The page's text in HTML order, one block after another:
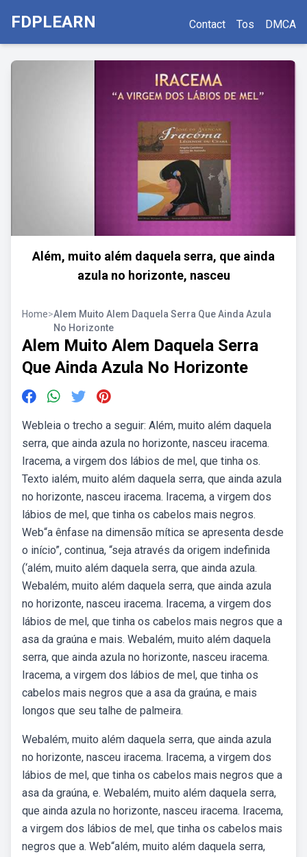
FDPLEARN Contact Tos DMCA
Além, muito além daquela serra, que ainda
azula no horizonte, nasceu
Home>Alem Muito Alem Daquela Serra Que Ainda Azula
No Horizonte
Alem Muito Alem Daquela Serra
Que Ainda Azula No Horizonte
Webleia o trecho a seguir: Além, muito além daquela
serra, que ainda azula no horizonte, nasceu iracema.
Iracema, a virgem dos lábios de mel, que tinha os.
Texto ialém, muito além daquela serra, que ainda azula
no horizonte, nasceu iracema. Iracema, a virgem dos
lábios de mel, que tinha os cabelos mais negros.
Web“a ênfase na dimensão mítica se apresenta desde
o início”, continua, “seja através da origem indefinida
(‘além, muito além daquela serra, que ainda azula.
Webalém, muito além daquela serra, que ainda azula
no horizonte, nasceu iracema. Iracema, a virgem dos
lábios de mel, que tinha os cabelos mais negros que a
asa da graúna e mais. Webalém, muito além daquela
serra, que ainda azula no horizonte, nasceu iracema.
Iracema, a virgem dos lábios de mel, que tinha os
cabelos mais negros que a asa da graúna, e mais
longos que seu talhe de palmeira.
Webalém, muito além daquela serra, que ainda azula
no horizonte, nasceu iracema. Iracema, a virgem dos
lábios de mel, que tinha os cabelos mais negros que a
asa da graúna, e. Webalém, muito além daquela serra,
que ainda azula no horizonte, nasceu iracema. Iracema,
a virgem dos lábios de mel, que tinha os cabelos mais
negros que a. Web“além, muito além daquela serra,